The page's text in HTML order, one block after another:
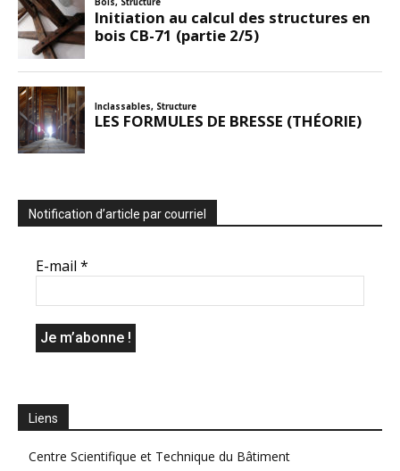
Notification d’article par courriel
E-mail *
Liens
Centre Scientifique et Technique du Bâtiment